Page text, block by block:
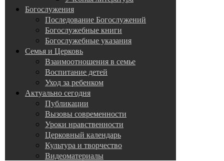
Богослужения
Последование Богослужений
Богослужебные книги
Богослужебные указания
Семья и Церковь
Взаимоотношения в семье
Воспитание детей
Уход за ребенком
Актуально сегодня
Публикации
Вызовы современности
Уроки нравственности
Церковный календарь
Культура и творчество
Видеоматериалы